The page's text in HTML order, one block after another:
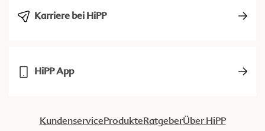
Karriere bei HiPP
HiPP App
KundenserviceProdukteRatgeberÜber HiPP